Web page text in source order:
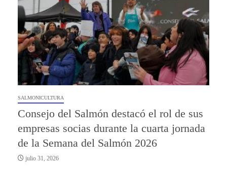
SALMONICULTURA
Consejo del Salmón destacó el rol de sus
empresas socias durante la cuarta jornada
de la Semana del Salmón 2026
julio 31, 2026